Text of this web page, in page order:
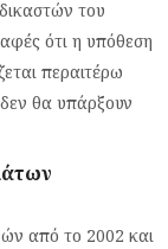
του
ότι η υπόθεση
περαιτέρω
θα υπάρξουν
από το 2002 και